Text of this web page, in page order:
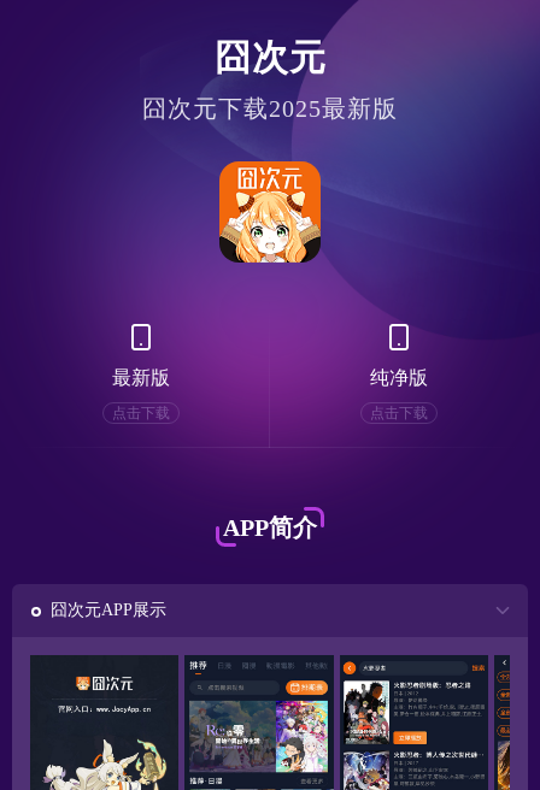
囧次元
囧次元下载2025最新版
最新版
点击下载
纯净版
点击下载
APP简介
囧次元APP展示